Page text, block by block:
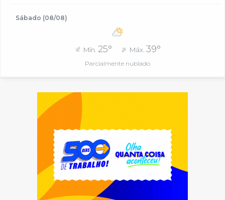
Sábado (08/08)
Mín. 25° Máx. 39°
Parcialmente nublado